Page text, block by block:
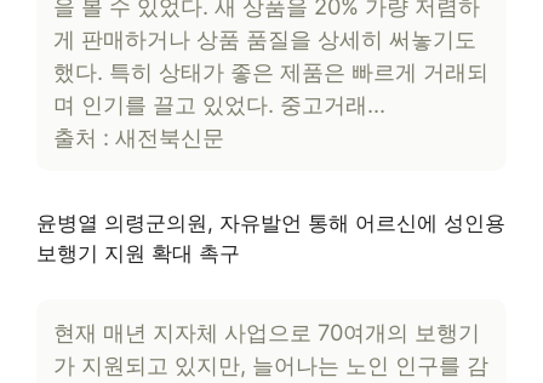
을 볼 수 있었다. 새 상품을 20% 가량 저렴하
게 판매하거나 상품 품질을 상세히 써놓기도
했다. 특히 상태가 좋은 제품은 빠르게 거래되
며 인기를 끌고 있었다. 중고거래…
출처 : 새전북신문
윤병열 의령군의원, 자유발언 통해 어르신에 성인용
보행기 지원 확대 촉구
현재 매년 지자체 사업으로 70여개의 보행기
가 지원되고 있지만, 늘어나는 노인 인구를 감